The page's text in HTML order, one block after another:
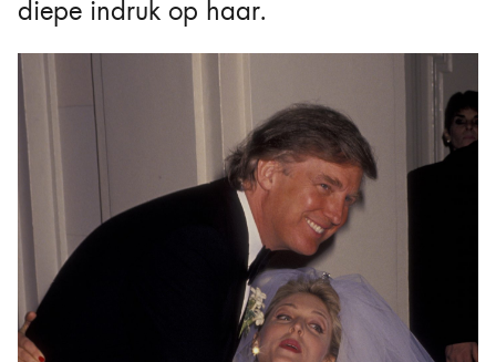
diepe indruk op haar.